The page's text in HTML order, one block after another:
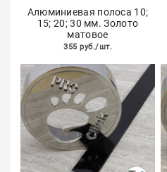
Алюминиевая полоса 10;
15; 20; 30 мм. Золото
матовое
355 руб./шт.